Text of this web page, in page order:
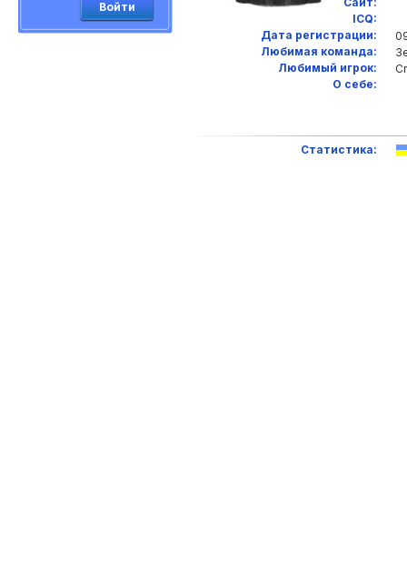
Войти
ICQ:
Дата регистрации:
Любимая команда:
Любимый игрок:
О себе:
Статистика: